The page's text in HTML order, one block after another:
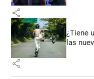
share
¿Tiene
las
share